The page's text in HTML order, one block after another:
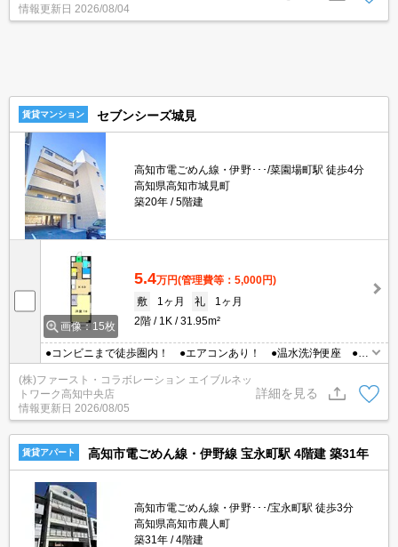
情報更新日 2026/08/04
賃貸マンション セブンシーズ城見
高知市電ごめん線・伊野･･･/菜園場町駅 徒歩4分
高知県高知市城見町
築20年
5階建
画像：15枚
5.4万円(管理費等：5,000円)
敷
1ヶ月 礼
1ヶ月
2階
1K 31.95m²
●コンビニまで徒歩圏内！ ●エアコンあり！ ●温水洗浄便座 ●南
向き！ ●ネット使用料不要♪
(株)ファースト・コラボレーション エイブルネッ
トワーク高知中央店
情報更新日 2026/08/05
詳細を見る
賃貸アパート 高知市電ごめん線・伊野線 宝永町駅 4階建 築31年
高知市電ごめん線・伊野･･･/宝永町駅 徒歩3分
高知県高知市農人町
築31年
4階建